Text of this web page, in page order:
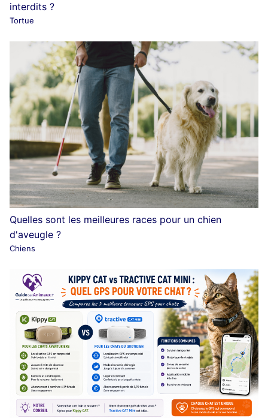
interdits ?
Tortue
Quelles sont les meilleures races pour un chien
d'aveugle ?
Chiens